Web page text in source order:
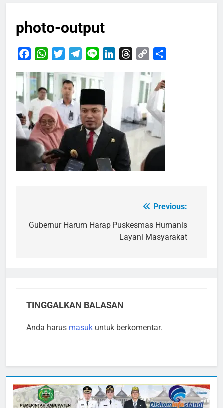
photo-output
FacebookWhatsApp
TwitterTelegram
Line LinkedInThreads
Copy
pos
Previous:
Gubernur Harum Harap Puskesmas Humanis
Layani Masyarakat
TINGGALKAN BALASAN
Anda harus masuk untuk berkomentar.